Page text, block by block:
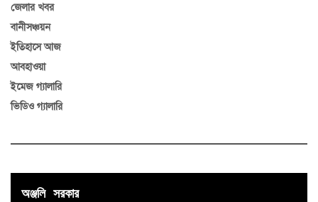
জেলার খবর
বানীসঞ্চয়ন
ইতিহাসে আজ
আবহাওয়া
ইমেজ গ্যালারি
ভিডিও গ্যালারি
অঞ্জলি সরকার